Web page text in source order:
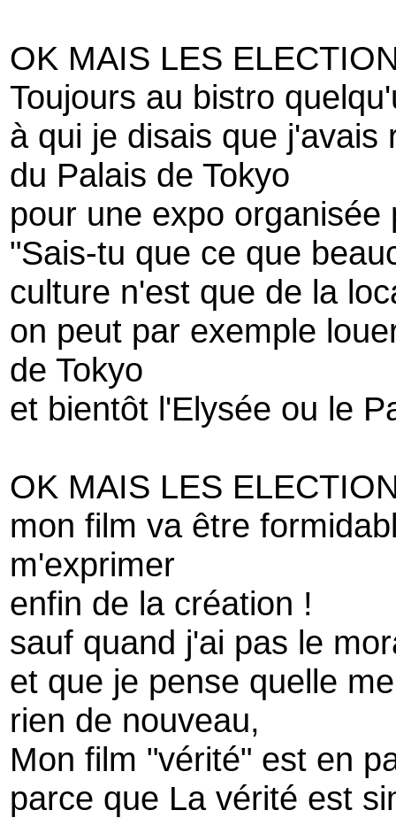
OK MAIS LES
Toujours au bistro
à qui je disais que
du Palais de Tokyo
pour une expo
"Sais-tu que ce que
culture n'est que de la
on peut par exemple
de Tokyo
et bientôt l'Elysée ou le
OK MAIS LES
mon film va être
m'exprimer
enfin de la création !
sauf quand j'ai pas le
et que je pense quelle
rien de nouveau,
Mon film "vérité" est en
parce que La vérité est